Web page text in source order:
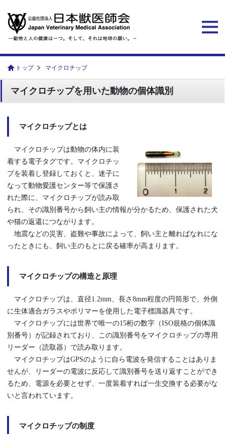
トップ マイクロチップ
マイクロチップを用いた動物の個体識別
マイクロチップとは
マイクロチップは動物の体内に装
着する電子タグです。マイクロチッ
プを装着し登録しておくと、迷子に
なって動物愛護センター等で保護さ
れた際に、マイクロチップが読み取
られ、その識別番号から飼い主の情報が分かるため、保護された犬
や猫の返還につながります。
地震などの災害、盗難や事故によって、飼い主と離ればなれにな
ったときにも、飼い主のもとに戻る確率が高まります。
マイクロチップの構造と原理
マイクロチップは、直径1.2mm、長さ8mm程度の円筒形で、外側
に生体適合ガラスやポリマーを使用した電子標識器具です。
マイクロチップには世界で唯一の15桁の数字（ISO規格の個体識
別番号）が記録されており、この識別番号をマイクロチップの専用
リーダー（読取器）で読み取ります。
マイクロチップはGPSのように自ら電波を発信することはありま
せんが、リーダーの電波に反応して識別番号を送り返すことができ
るため、電源を必要とせず、一度装着すれば一生交換する必要がな
いと言われています。
マイクロチップの制度